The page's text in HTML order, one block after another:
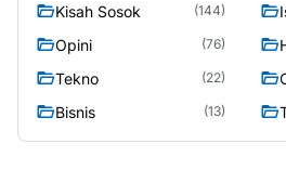
Kisah Sosok (144)
Opini (76)
Tekno (22)
Bisnis (13)